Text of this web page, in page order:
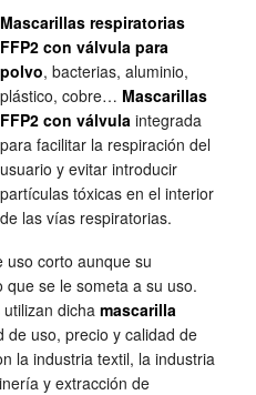
Mascarillas respiratorias
FFP2 con válvula para
polvo, bacterias, aluminio,
plástico, cobre… Mascarillas
FFP2 con válvula integrada
para facilitar la respiración del
usuario y evitar introducir
partículas tóxicas en el interior
de las vías respiratorias.
uso corto aunque su
se le someta a su uso.
dichamascarilla
de uso, precio y calidad de
la industria textil, la industria
y extracción de